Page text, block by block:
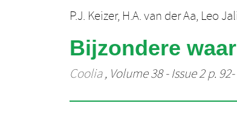
P.J. Keizer, H.A. van der Aa, Leo
Bijzondere
Coolia, Volume 38 - Issue 2 p. 92-